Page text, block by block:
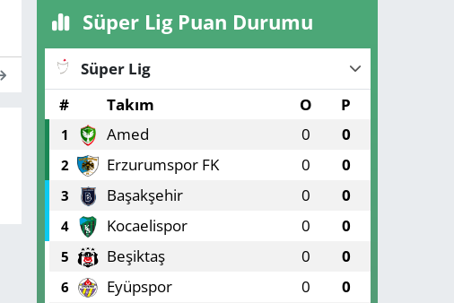
Süper Lig Puan Durumu
Süper Lig
#
Takım O P
1 Amed 0 0
2 Erzurumspor FK 0 0
3 Başakşehir 0 0
4 Kocaelispor 0 0
5 Beşiktaş 0 0
6 Eyüpspor 0 0